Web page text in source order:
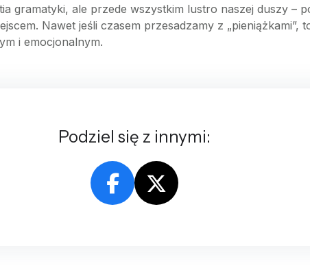
gramatyki, ale przede wszystkim lustro naszej duszy –
Nawet jeśli czasem przesadzamy z „pieniążkami”,
i emocjonalnym.
Podziel się z innymi: